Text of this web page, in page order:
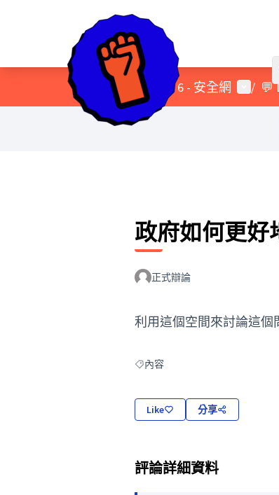
首頁 主選單
/ Themes 6 - 安全網 使用者
/ 💬
政府如何更好
正式辯論
利用這個空間來討論這個
Filter results for: 內容
內容
Like 分享
評論詳細資料